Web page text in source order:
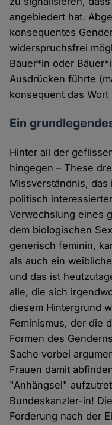
angebiedert hat.
konsequentes
widerspruchsfrei
Bauer*in oder
Ausdrücken führte
konsequent das
Ein
Hinter all der
hingegen – These
Missverständnis,
politisch
Verwechslung eines
dem biologischen
generisch feminin,
als auch ein
und das ist
alle, die sich
diesem Hintergrund
Feminismus, der die
Formen des
Sache vorbei
Frauen damit
"Anhängsel"
Bundeskanzler-in!
Forderung nach der